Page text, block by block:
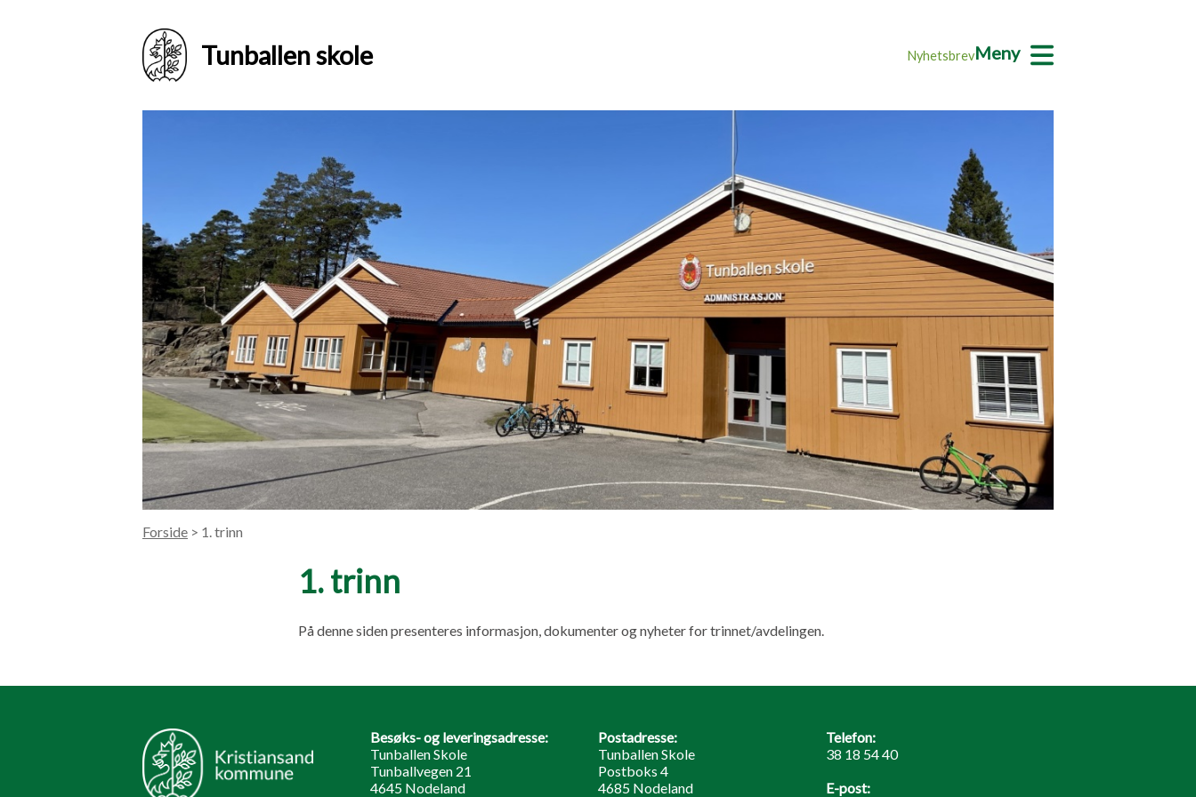
Tunballen skole NyhetsbrevMeny
Forside > 1. trinn
1. trinn
På denne siden presenteres informasjon, dokumenter og nyheter for trinnet/avdelingen.
Besøks- og leveringsadresse:
Tunballen Skole
Tunballvegen 21
4645 Nodeland
Postadresse:
Tunballen Skole
Postboks 4
4685 Nodeland
Telefon:
38 18 54 40
E-post: